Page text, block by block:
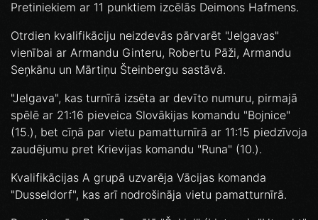
Pretiniekiem ar 11 punktiem izcēlās Deimons Hafmens.
Otrdien kvalifikāciju neizdevās pārvarēt "Jelgavas"
vienībai ar Armandu Ginteru, Robertu Pāži, Armandu
Seņkānu un Mārtiņu Šteinbergu sastāvā.
"Jelgava", kas turnīrā izsēta ar devīto numuru, pirmajā
spēlē ar 21:16 pieveica Slovākijas komandu "Bojnice"
(15.), bet cīņā par vietu pamatturnīrā ar 11:15 piedzīvoja
zaudējumu pret Krievijas komandu "Runa" (10.).
Kvalifikācijas A grupā uzvarēja Vācijas komanda
"Dusseldorf", kas arī nodrošināja vietu pamatturnīrā.